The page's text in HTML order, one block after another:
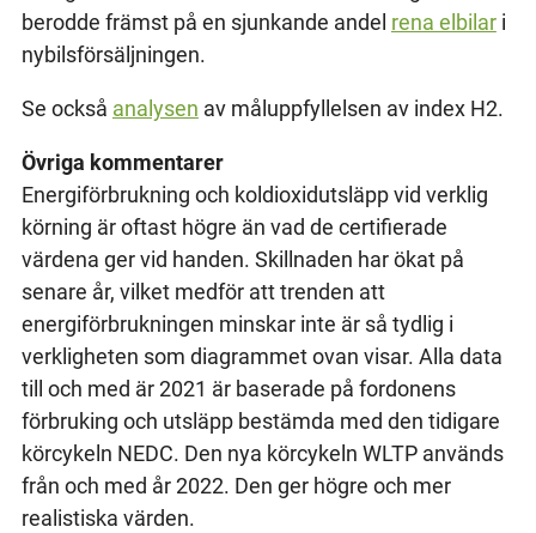
berodde främst på en sjunkande andel rena elbilari
nybilsförsäljningen.
Se också analysen av måluppfyllelsen av index H2.
Övriga kommentarer
Energiförbrukning och koldioxidutsläpp vid verklig
körning är oftast högre än vad de certifierade
värdena ger vid handen. Skillnaden har ökat på
senare år, vilket medför att trenden att
energiförbrukningen minskar inte är så tydlig i
verkligheten som diagrammet ovan visar. Alla data
till och med är 2021 är baserade på fordonens
förbruking och utsläpp bestämda med den tidigare
körcykeln NEDC. Den nya körcykeln WLTP används
från och med år 2022. Den ger högre och mer
realistiska värden.